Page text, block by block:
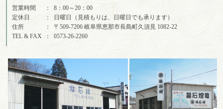
営業時間
8：00～20：00
定休日
日曜日（見積もりは、日曜日でも承ります）
住所
〒509-7206 岐阜県恵那市長島町久須見 1082-22
TEL & FAX
0573-26-2260